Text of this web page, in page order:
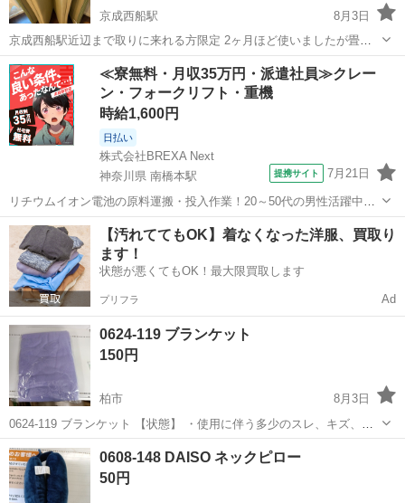
京成西船駅
8月3日
京成西船駅近辺まで取りに来れる方限定 2ヶ月ほど使いましたが畳の
匂いもまだ残っている新しめの品です
千葉 船橋市 京成西船駅 寝具 イオン
≪寮無料・月収35万円・派遣社員≫クレー
ン・フォークリフト・重機
時給1,600円
日払い
株式会社BREXA Next
神奈川県 南橋本駅
提携サイト 7月21日
リチウムイオン電池の原料運搬・投入作業！20～50代の男性活躍中★
ワンルーム寮完備！赴任旅費会社負担！年間休日130日★フォークリフ
ト免許お持ちの方、活躍中！就業先食堂利用可★《神奈川県相模原
市》 人気の工場のお仕事 ◇電...
神奈川 相模原市 南橋本駅 その他
【汚れててもOK】着なくなった洋服、買取り
ます！
状態が悪くてもOK！最大限買取します
プリフラ Ad
0624-119 ブランケット
150円
柏市
8月3日
0624-119 ブランケット 【状態】 ・使用に伴う多少のスレ、キズ、落
としきれない汚れなどございます ・詳細は現地でご確認ください ・お
値引きは出来かねますのでご了承願います ※中古品のため、状態につ
い...
千葉 柏市
0608-148 DAISO ネックピロー
50円